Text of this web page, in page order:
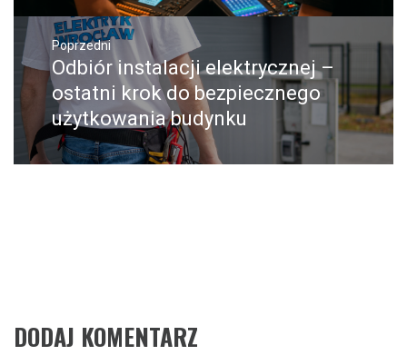
Nawigacja
wpisuPoprzedni
Poprzedni
wpis:
Odbiór instalacji elektrycznej –
ostatni krok do bezpiecznego
użytkowania budynku
DODAJ KOMENTARZ